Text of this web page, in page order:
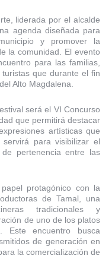
liderada por el alcalde
agenda diseñada para
y promover la
la comunidad. El evento
para las familias,
que durante el fin
Alto Magdalena.
será el VI Concurso
que permitirá destacar
artísticas que
para visibilizar el
pertenencia entre las
protagónico con la
de Tamal, una
tradicionales y
de uno de los platos
Este encuentro busca
de generación en
la comercialización de